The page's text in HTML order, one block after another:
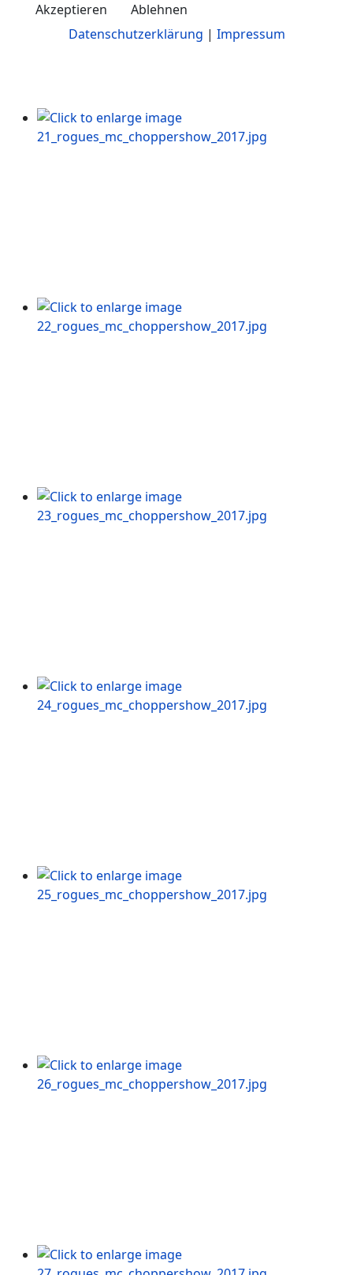
Akzeptieren
Ablehnen
Datenschutzerklärung | Impressum